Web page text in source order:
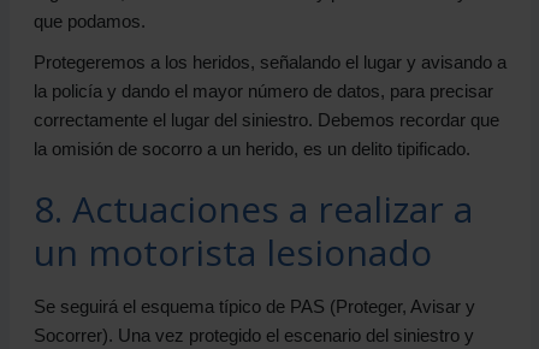
que podamos.
Protegeremos a los heridos, señalando el lugar y avisando a
la policía y dando el mayor número de datos, para precisar
correctamente el lugar del siniestro. Debemos recordar que
la omisión de socorro a un herido, es un delito tipificado.
8. Actuaciones a realizar a
un motorista lesionado
Se seguirá el esquema típico de PAS (Proteger, Avisar y
Socorrer). Una vez protegido el escenario del siniestro y